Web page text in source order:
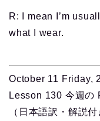
R: I mean I’m
what I wear.
October 11 Friday,
Lesson 130 今週の
（日本語訳・解説付